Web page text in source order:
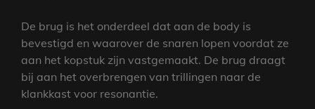
De brug is het onderdeel dat aan de body is
bevestigd en waarover de snaren lopen voordat ze
aan het kopstuk zijn vastgemaakt. De brug draagt
bij aan het overbrengen van trillingen naar de
klankkast voor resonantie.